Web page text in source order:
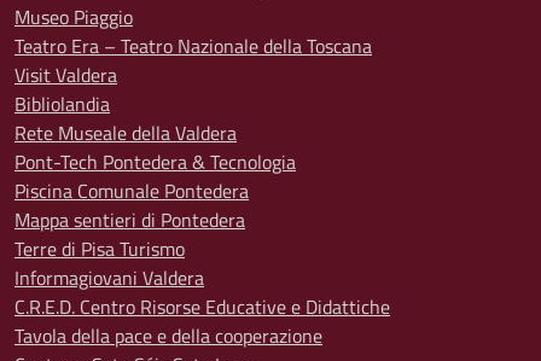
Museo Piaggio
Teatro Era – Teatro Nazionale della Toscana
Visit Valdera
Bibliolandia
Rete Museale della Valdera
Pont-Tech Pontedera & Tecnologia
Piscina Comunale Pontedera
Mappa sentieri di Pontedera
Terre di Pisa Turismo
Informagiovani Valdera
C.R.E.D. Centro Risorse Educative e Didattiche
Tavola della pace e della cooperazione